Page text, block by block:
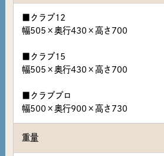
■クラブ12
幅505×奥行430×高さ700
■クラブ15
幅505×奥行430×高さ700
■クラブプロ
幅500×奥行900×高さ730
重量